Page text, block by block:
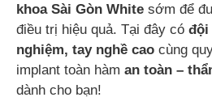
khoa Sài Gòn White sớm để
điều trị hiệu quả. Tại đây có đội
nghiệm, tay nghề cao cùng
implant toàn hàm an toàn –
dành cho bạn!